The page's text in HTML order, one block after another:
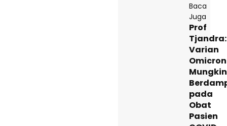
Baca
Juga
Prof
Tjandra:
Varian
Omicron
Mungkin
pada
Obat
Pasien